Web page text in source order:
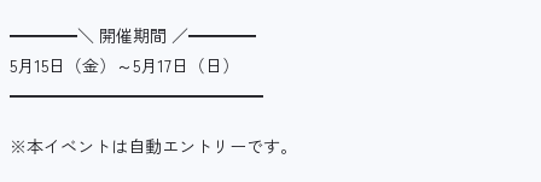
━━━━＼ 開催期間 ／━━━━
5月15日（金）～5月17日（日）
━━━━━━━━━━━━━━━
※本イベントは自動エントリーです。